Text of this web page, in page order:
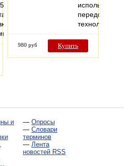
передовых
технологий…
980 руб Купить
и
— Опросы
— Словари
терминов
— Лента
новостей RSS